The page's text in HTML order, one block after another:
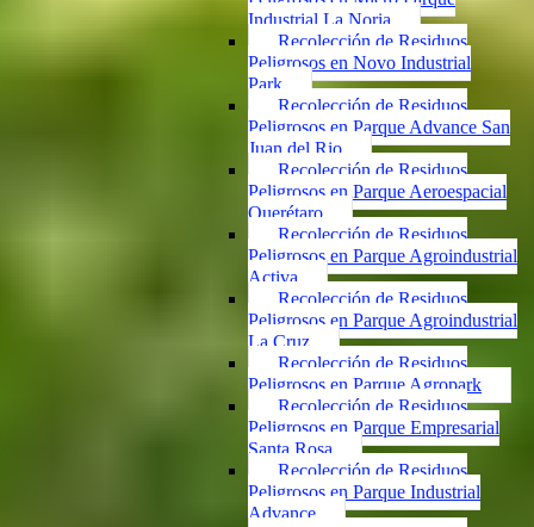
Industrial La Noria
Recolección de Residuos
Peligrosos en Novo Industrial
Park
Recolección de Residuos
Peligrosos en Parque Advance San
Juan del Rio
Recolección de Residuos
Peligrosos en Parque Aeroespacial
Querétaro
Recolección de Residuos
Peligrosos en Parque Agroindustrial
Activa
Recolección de Residuos
Peligrosos en Parque Agroindustrial
La Cruz
Recolección de Residuos
Peligrosos en Parque Agropark
Recolección de Residuos
Peligrosos en Parque Empresarial
Santa Rosa
Recolección de Residuos
Peligrosos en Parque Industrial
Advance